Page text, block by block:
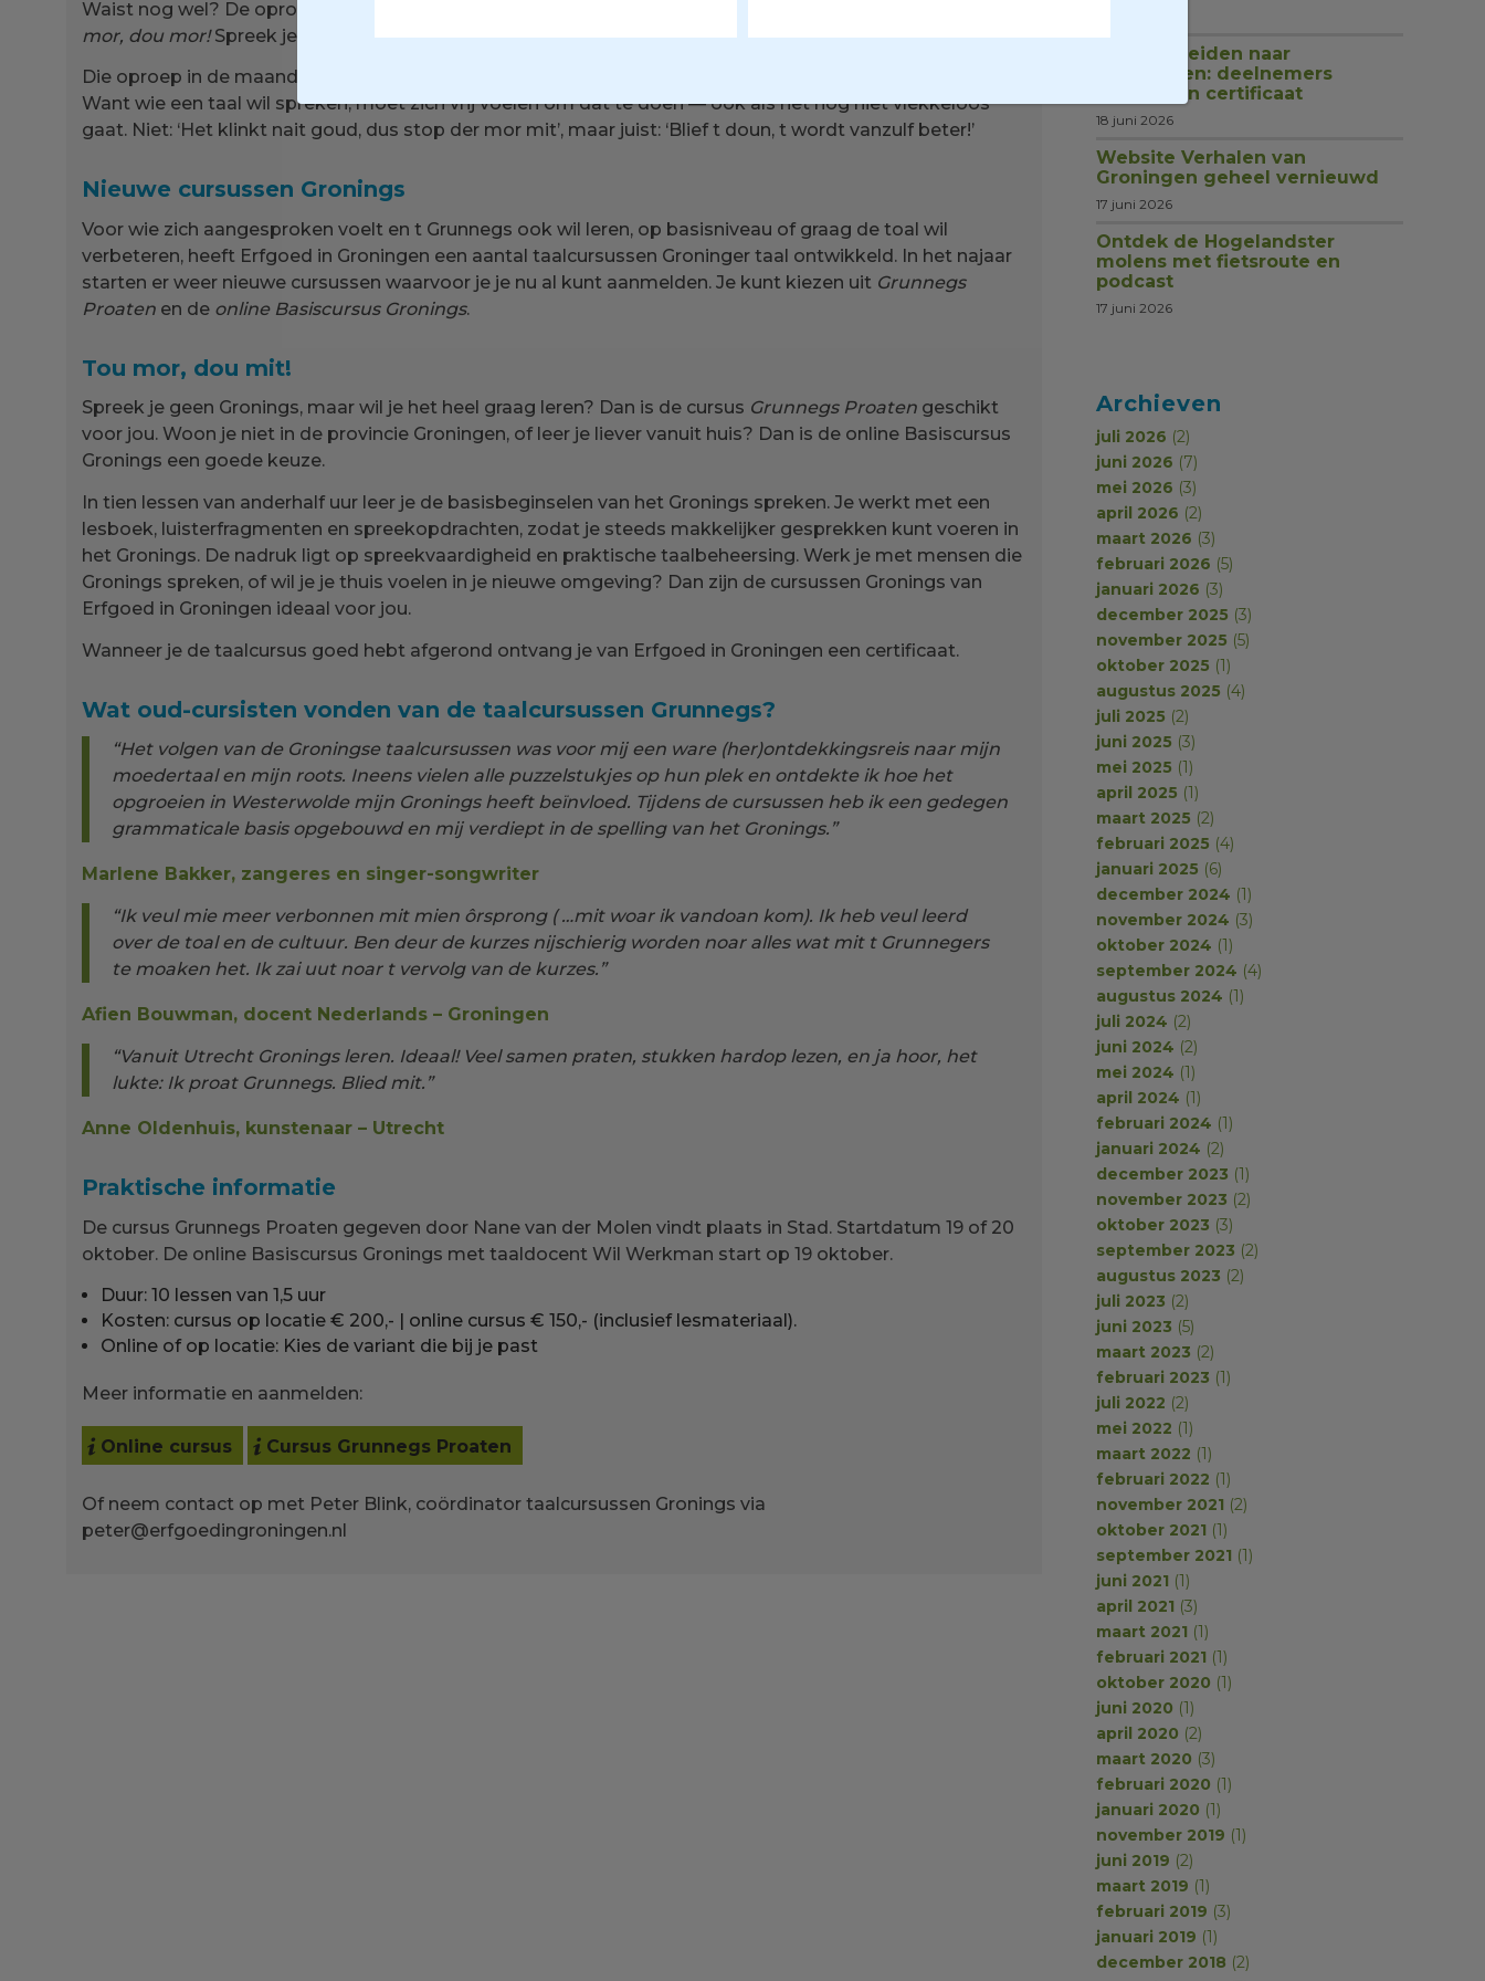
Waist nog wel? De oproep van RTV Noord tijdens de Meerdmoand Streektoalmoand 2026 luidde
mor, dou mor!Spreek je streektaal. En wacht niet tot je het perfect spreekt, maar begin gewoon.
Die oproep in de maand waarin we de streektaal vieren was en is een flinke opsteker voor het Gronings.
Want wie een taal wil spreken, moet zich vrij voelen om dat te doen — ook als het nog niet vlekkeloos
gaat. Niet: ‘Het klinkt nait goud, dus stop der mor mit’, maar juist: ‘Blief t doun, t wordt vanzulf beter!’
Nieuwe cursussen Gronings
Voor wie zich aangesproken voelt en t Grunnegs ook wil leren, op basisniveau of graag de toal wil
verbeteren, heeft Erfgoed in Groningen een aantal taalcursussen Groninger taal ontwikkeld. In het najaar
starten er weer nieuwe cursussen waarvoor je je nu al kunt aanmelden. Je kunt kiezen uit Grunnegs
Proatenen de online Basiscursus Gronings.
Tou mor, dou mit!
Spreek je geen Gronings, maar wil je het heel graag leren? Dan is de cursus Grunnegs Proatengeschikt
voor jou. Woon je niet in de provincie Groningen, of leer je liever vanuit huis? Dan is de online Basiscursus
Gronings een goede keuze.
In tien lessen van anderhalf uur leer je de basisbeginselen van het Gronings spreken. Je werkt met een
lesboek, luisterfragmenten en spreekopdrachten, zodat je steeds makkelijker gesprekken kunt voeren in
het Gronings. De nadruk ligt op spreekvaardigheid en praktische taalbeheersing. Werk je met mensen die
Gronings spreken, of wil je je thuis voelen in je nieuwe omgeving? Dan zijn de cursussen Gronings van
Erfgoed in Groningen ideaal voor jou.
Wanneer je de taalcursus goed hebt afgerond ontvang je van Erfgoed in Groningen een certificaat.
Wat oud-cursisten vonden van de taalcursussen Grunnegs?
“Het volgen van de Groningse taalcursussen was voor mij een ware (her)ontdekkingsreis naar mijn
moedertaal en mijn roots. Ineens vielen alle puzzelstukjes op hun plek en ontdekte ik hoe het
opgroeien in Westerwolde mijn Gronings heeft beïnvloed. Tijdens de cursussen heb ik een gedegen
grammaticale basis opgebouwd en mij verdiept in de spelling van het Gronings.”
Marlene Bakker, zangeres en singer-songwriter
“Ik veul mie meer verbonnen mit mien ôrsprong ( …mit woar ik vandoan kom). Ik heb veul leerd
over de toal en de cultuur. Ben deur de kurzes nijschierig worden noar alles wat mit t Grunnegers
te moaken het. Ik zai uut noar t vervolg van de kurzes.”
Afien Bouwman, docent Nederlands – Groningen
“Vanuit Utrecht Gronings leren. Ideaal! Veel samen praten, stukken hardop lezen, en ja hoor, het
lukte: Ik proat Grunnegs. Blied mit.”
Anne Oldenhuis, kunstenaar – Utrecht
Praktische informatie
De cursus Grunnegs Proaten gegeven door Nane van der Molen vindt plaats in Stad. Startdatum 19 of 20
oktober. De online Basiscursus Gronings met taaldocent Wil Werkman start op 19 oktober.
Duur: 10 lessen van 1,5 uur
Kosten: cursus op locatie € 200,- | online cursus € 150,- (inclusief lesmateriaal).
Online of op locatie: Kies de variant die bij je past
Meer informatie en aanmelden:
Online cursus Cursus Grunnegs Proaten
Of neem contact op met Peter Blink, coördinator taalcursussen Gronings via
peter@erfgoedingroningen.nl
Van rondleiden naar
begeleiden: deelnemers
ontvangen certificaat
18 juni 2026
Website Verhalen van
Groningen geheel vernieuwd
17 juni 2026
Ontdek de Hogelandster
molens met fietsroute en
podcast
17 juni 2026
Archieven
juli 2026 (2)
juni 2026 (7)
mei 2026 (3)
april 2026 (2)
maart 2026 (3)
februari 2026 (5)
januari 2026 (3)
december 2025 (3)
november 2025 (5)
oktober 2025 (1)
augustus 2025 (4)
juli 2025 (2)
juni 2025 (3)
mei 2025 (1)
april 2025 (1)
maart 2025 (2)
februari 2025 (4)
januari 2025 (6)
december 2024 (1)
november 2024 (3)
oktober 2024 (1)
september 2024 (4)
augustus 2024 (1)
juli 2024 (2)
juni 2024 (2)
mei 2024 (1)
april 2024 (1)
februari 2024 (1)
januari 2024 (2)
december 2023 (1)
november 2023 (2)
oktober 2023 (3)
september 2023 (2)
augustus 2023 (2)
juli 2023 (2)
juni 2023 (5)
maart 2023 (2)
februari 2023 (1)
juli 2022 (2)
mei 2022 (1)
maart 2022 (1)
februari 2022 (1)
november 2021 (2)
oktober 2021 (1)
september 2021 (1)
juni 2021 (1)
april 2021 (3)
maart 2021 (1)
februari 2021 (1)
oktober 2020 (1)
juni 2020 (1)
april 2020 (2)
maart 2020 (3)
februari 2020 (1)
januari 2020 (1)
november 2019 (1)
juni 2019 (2)
maart 2019 (1)
februari 2019 (3)
januari 2019 (1)
december 2018 (2)